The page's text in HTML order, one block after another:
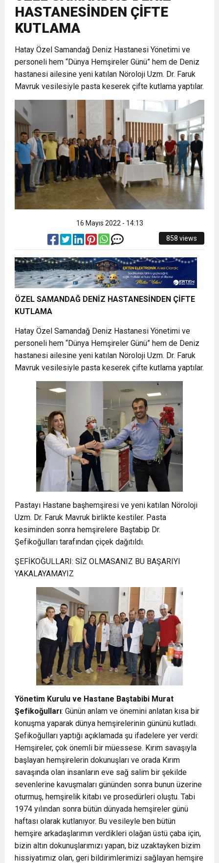
Cumhuriyet, Türk Milletinin Özgürlük
ve Onur Nişanesidir
6:19
CUMHURİYET BAYRAMI MESAJI
17:36 KURUMLAR VERGİSİ ERTELENDİ
1:00
21:40 CEYLANDERE’DE BAŞKAN EMRAH
KARAÇAY’A SEVGİ SELİ
18:22 BAŞKAN SAMİ ÜSTÜN’DEN
GÖNÜLLERE DOKUNAN ZİYARET
HASTANESİNDEN ÇİFTE
KUTLAMA
Hatay Özel Samandağ Deniz Hastanesi Yönetimi ve
personeli hem “Dünya Hemşireler Günü” hem de Deniz
hastanesi ailesine yeni katılan Nöroloji Uzm. Dr. Faruk
Mavruk vesilesiyle pasta keserek çifte kutlama yaptılar.
16 Mayıs 2022 - 14:13
858 views
ÖZEL SAMANDAĞ DENİZ HASTANESİNDEN ÇİFTE
KUTLAMA
Hatay Özel Samandağ Deniz Hastanesi Yönetimi ve
personeli hem “Dünya Hemşireler Günü” hem de Deniz
hastanesi ailesine yeni katılan Nöroloji Uzm. Dr. Faruk
Mavruk vesilesiyle pasta keserek çifte kutlama yaptılar.
Pastayı Hastane başhemşiresi ve yeni katılan Nöroloji
Uzm. Dr. Faruk Mavruk birlikte kestiler. Pasta
kesiminden sonra hemşirelere Baştabip Dr.
Şefikoğulları tarafından çiçek dağıtıldı.
ŞEFİKOĞULLARI: SİZ OLMASANIZ BU BAŞARIYI
YAKALAYAMAYIZ
Yönetim Kurulu ve Hastane Baştabibi Murat
Şefikoğulları: Günün anlam ve önemini anlatan kısa bir
konuşma yaparak dünya hemşirelerinin gününü kutladı.
Şefikoğulları yaptığı açıklamada şu ifadelere yer verdi:
Hemşireler, çok önemli bir müessese. Kırım savaşıyla
başlayan hemşirelerin dokunuşları ve orada Kırım
savaşında olan insanların eve sağ salim bir şekilde
sevenlerine kavuşmaları gününden sonra bunun üzerine
oturmuş, hemşirelik kitabı ve prosedürleri oluştu. Tabi
1974 yılından sonra bütün dünyada hemşireler günü
haftası olarak kutlanıyor. Bu vesileyle ben bütün
hemşire arkadaşlarımın verdikleri olağan üstü çaba için,
bizin altın dokunuşlarımızı yapan, biz uzaktayken bizim
hissiyatımız olan, geri bildirimlerimizi sağlayan hemşire